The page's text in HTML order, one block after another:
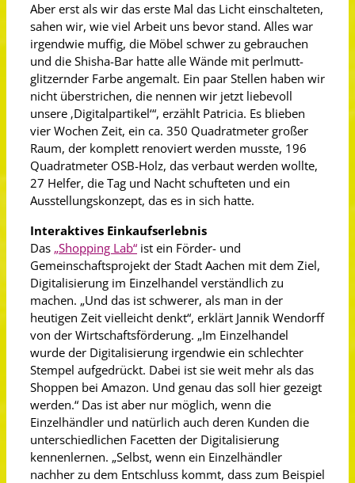
Aber erst als wir das erste Mal das Licht einschalteten,
sahen wir, wie viel Arbeit uns bevor stand. Alles war
irgendwie muffig, die Möbel schwer zu gebrauchen
und die Shisha-Bar hatte alle Wände mit perlmutt-
glitzernder Farbe angemalt. Ein paar Stellen haben wir
nicht überstrichen, die nennen wir jetzt liebevoll
unsere ‚Digitalpartikel‘“, erzählt Patricia. Es blieben
vier Wochen Zeit, ein ca. 350 Quadratmeter großer
Raum, der komplett renoviert werden musste, 196
Quadratmeter OSB-Holz, das verbaut werden wollte,
27 Helfer, die Tag und Nacht schufteten und ein
Ausstellungskonzept, das es in sich hatte.
Interaktives Einkaufserlebnis
Das „Shopping Lab“ ist ein Förder- und
Gemeinschaftsprojekt der Stadt Aachen mit dem Ziel,
Digitalisierung im Einzelhandel verständlich zu
machen. „Und das ist schwerer, als man in der
heutigen Zeit vielleicht denkt“, erklärt Jannik Wendorff
von der Wirtschaftsförderung. „Im Einzelhandel
wurde der Digitalisierung irgendwie ein schlechter
Stempel aufgedrückt. Dabei ist sie weit mehr als das
Shoppen bei Amazon. Und genau das soll hier gezeigt
werden.“ Das ist aber nur möglich, wenn die
Einzelhändler und natürlich auch deren Kunden die
unterschiedlichen Facetten der Digitalisierung
kennenlernen. „Selbst, wenn ein Einzelhändler
nachher zu dem Entschluss kommt, dass zum Beispiel